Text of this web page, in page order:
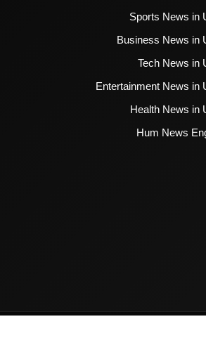
Sports News in
Business News in
Tech News in
Entertainment News in
Health News in
Hum News